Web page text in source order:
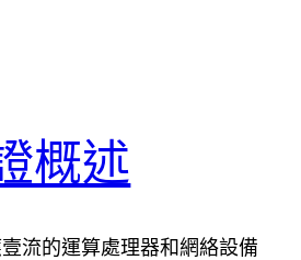
概述
流的運算處理器和網絡設備